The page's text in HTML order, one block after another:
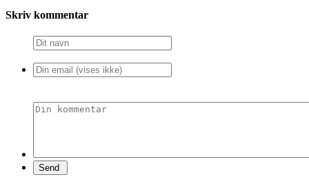
Skriv kommentar